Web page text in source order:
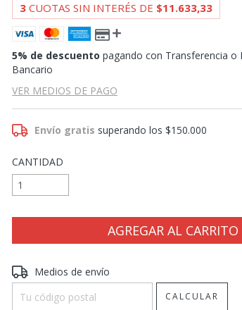
3 CUOTAS SIN INTERÉS DE $11.633,33
5% de descuento pagando con Transferencia o
Bancario
VER MEDIOS DE PAGO
Envío gratis superando los$150.000
CANTIDAD
Entregas para el CP:
Medios de envío
CALCULAR